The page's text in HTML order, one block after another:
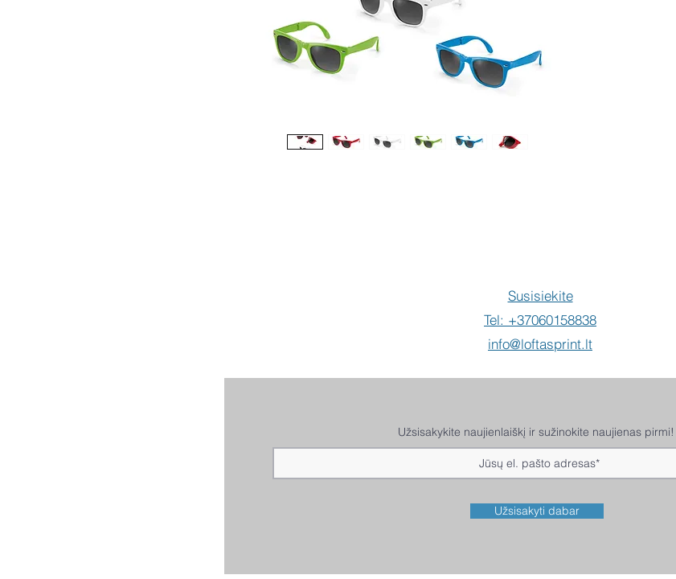
Susisiekite
Tel: +37060158838
info@loftasprint.lt
Užsisakykite naujienlaiškį ir sužinokite naujienas pirmi!
Užsisakyti dabar